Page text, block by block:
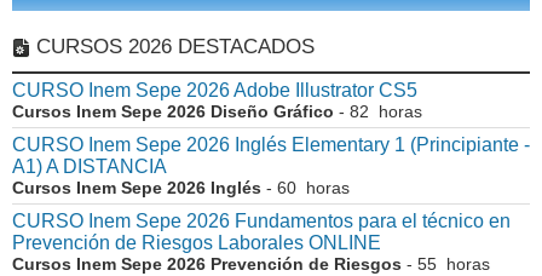
CURSOS 2026 DESTACADOS
CURSO Inem Sepe 2026 Adobe Illustrator CS5
Cursos Inem Sepe 2026 Diseño Gráfico - 82 horas
CURSO Inem Sepe 2026 Inglés Elementary 1 (Principiante -
A1) A DISTANCIA
Cursos Inem Sepe 2026 Inglés - 60 horas
CURSO Inem Sepe 2026 Fundamentos para el técnico en
Prevención de Riesgos Laborales ONLINE
Cursos Inem Sepe 2026 Prevención de Riesgos - 55 horas